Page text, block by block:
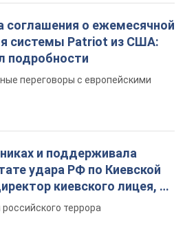
киевского лицея, её
террора